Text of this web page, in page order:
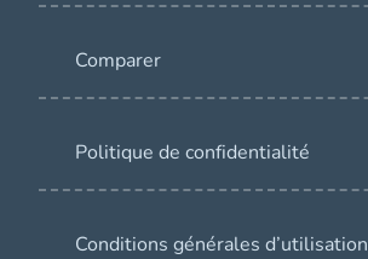
Comparer
Politique de confidentialité
Conditions générales d’utilisation